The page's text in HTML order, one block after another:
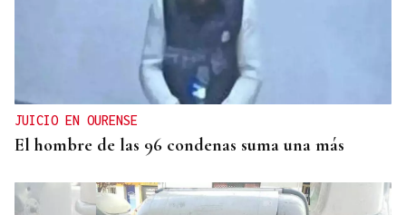
JUICIO EN OURENSE
El hombre de las 96 condenas suma una más